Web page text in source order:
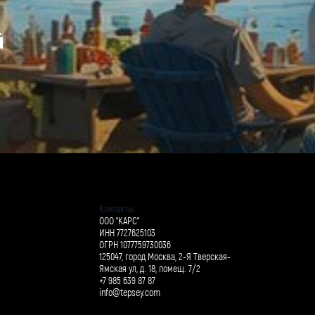
Контакты
ООО "КАРС"
ИНН 7727625103
ОГРН 1077759730036
125047, город Москва, 2-Я Тверская-
Ямская ул, д. 18, помещ. 7/2
+7 985 639 87 87
info@tepsey.com